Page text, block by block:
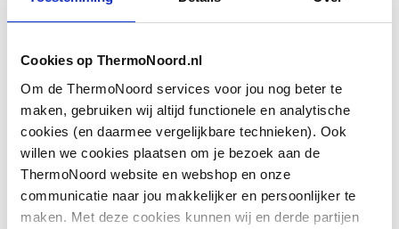
Cookies op ThermoNoord.nl
Om de ThermoNoord services voor jou nog beter te
maken, gebruiken wij altijd functionele en analytische
cookies (en daarmee vergelijkbare technieken). Ook
willen we cookies plaatsen om je bezoek aan de
ThermoNoord website en webshop en onze
communicatie naar jou makkelijker en persoonlijker te
maken. Met deze cookies kunnen wij en derde partijen
met zijwand
Geschikt voor montage
op douchebak
Ja
Geschikt voor montage
op tegelvloer
Ja
Geschikt voor
nismontage
Ja
Downloads
Sfeerbeeld image/jpeg ,
Exploded_viewimage/jpeg,29 KB